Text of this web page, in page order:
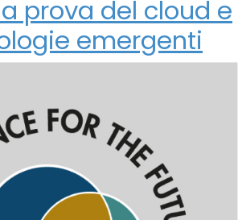
prova del cloud e
emergenti